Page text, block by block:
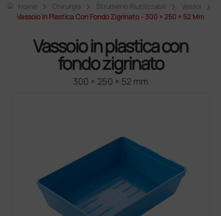
home Home Chirurgia Strumenti Riutilizzabili
Vassoi
Vassoio In Plastica Con Fondo Zigrinato - 300 × 250 × 52 Mm
Vassoio in plastica con
fondo zigrinato
300 × 250 × 52 mm